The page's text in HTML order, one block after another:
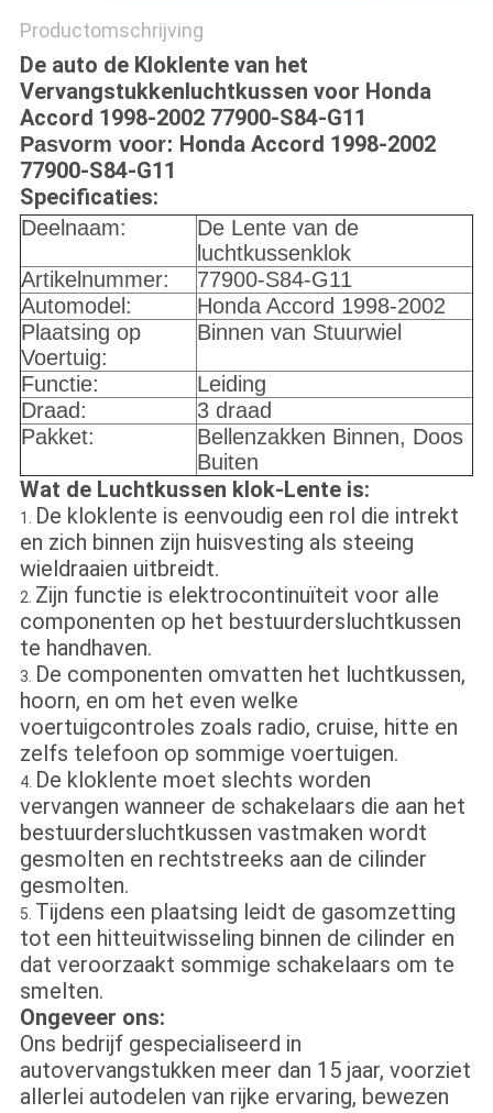
Productomschrijving
De auto de Kloklente van het
Vervangstukkenluchtkussen voor Honda
Accord 1998-2002 77900-S84-G11
Pasvorm voor: Honda Accord 1998-2002
77900-S84-G11
Specificaties:
Deelnaam:
De Lente van de
luchtkussenklok
Artikelnummer:
77900-S84-G11
Automodel:
Honda Accord 1998-2002
Plaatsing op
Voertuig:
Binnen van Stuurwiel
Functie:
Leiding
Draad:
3 draad
Pakket:
Bellenzakken Binnen, Doos
Buiten
Wat de Luchtkussen klok-Lente is:
1. De kloklente is eenvoudig een rol die intrekt
en zich binnen zijn huisvesting als steeing
wieldraaien uitbreidt.
2. Zijn functie is elektrocontinuïteit voor alle
componenten op het bestuurdersluchtkussen
te handhaven.
3. De componenten omvatten het luchtkussen,
hoorn, en om het even welke
voertuigcontroles zoals radio, cruise, hitte en
zelfs telefoon op sommige voertuigen.
4. De kloklente moet slechts worden
vervangen wanneer de schakelaars die aan het
bestuurdersluchtkussen vastmaken wordt
gesmolten en rechtstreeks aan de cilinder
gesmolten.
5. Tijdens een plaatsing leidt de gasomzetting
tot een hitteuitwisseling binnen de cilinder en
dat veroorzaakt sommige schakelaars om te
smelten.
Ongeveer ons:
Ons bedrijf gespecialiseerd in
autovervangstukken meer dan 15 jaar, voorziet
allerlei autodelen van rijke ervaring, bewezen